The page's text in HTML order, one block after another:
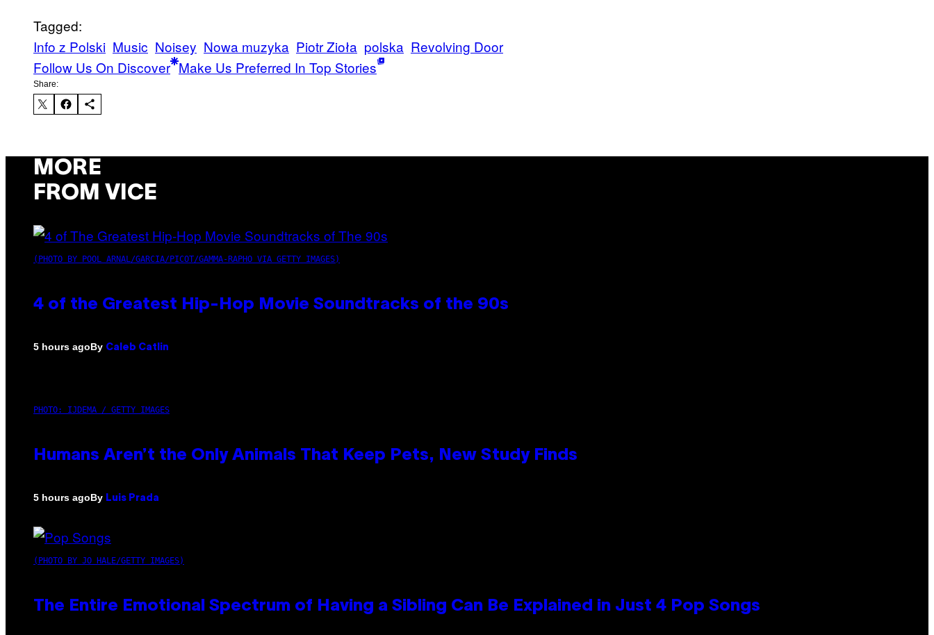
Tagged:
Info z Polski Music Noisey Nowa muzyka Piotr Zioła polska Revolving Door
Follow Us On Discover Make Us Preferred In Top Stories
Share:
MORE
FROM VICE
(PHOTO BY POOL ARNAL/GARCIA/PICOT/GAMMA-RAPHO VIA GETTY IMAGES)
4 of the Greatest Hip-Hop Movie Soundtracks of the 90s
5 hours agoBy Caleb Catlin
PHOTO: IJDEMA / GETTY IMAGES
Humans Aren’t the Only Animals That Keep Pets, New Study Finds
5 hours agoBy Luis Prada
(PHOTO BY JO HALE/GETTY IMAGES)
The Entire Emotional Spectrum of Having a Sibling Can Be Explained in Just 4 Pop Songs